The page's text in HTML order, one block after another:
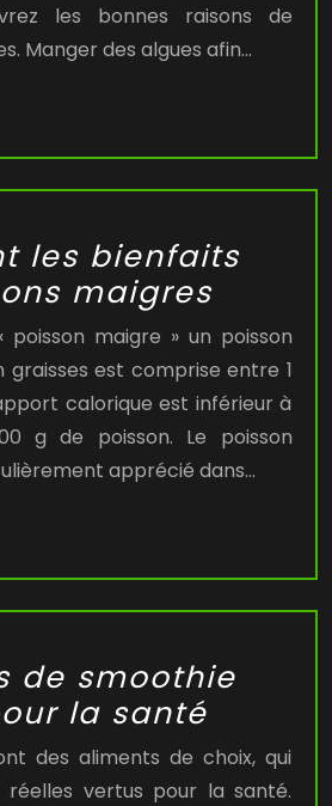
les bonnes raisons de
Manger des algues afin…
les bienfaits
maigres
maigre » un poisson
est comprise entre 1
calorique est inférieur à
g de poisson. Le poisson
apprécié dans…
de smoothie
la santé
des aliments de choix, qui
vertus pour la santé.